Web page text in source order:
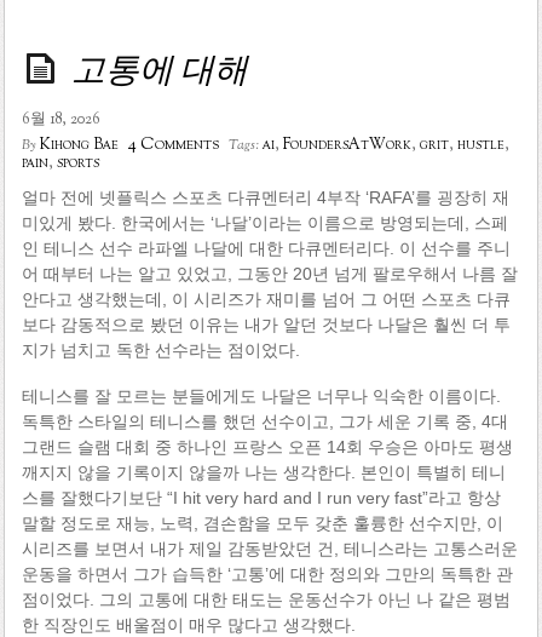
고통에 대해
6월 18, 2026
ByKihong Bae 4 Comments Tags:ai, FoundersAtWork, grit, hustle,
pain, sports
얼마 전에 넷플릭스 스포츠 다큐멘터리 4부작 ‘RAFA’를 굉장히 재
미있게 봤다. 한국에서는 ‘나달’이라는 이름으로 방영되는데, 스페
인 테니스 선수 라파엘 나달에 대한 다큐멘터리다. 이 선수를 주니
어 때부터 나는 알고 있었고, 그동안 20년 넘게 팔로우해서 나름 잘
안다고 생각했는데, 이 시리즈가 재미를 넘어 그 어떤 스포츠 다큐
보다 감동적으로 봤던 이유는 내가 알던 것보다 나달은 훨씬 더 투
지가 넘치고 독한 선수라는 점이었다.
테니스를 잘 모르는 분들에게도 나달은 너무나 익숙한 이름이다.
독특한 스타일의 테니스를 했던 선수이고, 그가 세운 기록 중, 4대
그랜드 슬램 대회 중 하나인 프랑스 오픈 14회 우승은 아마도 평생
깨지지 않을 기록이지 않을까 나는 생각한다. 본인이 특별히 테니
스를 잘했다기보단 “I hit very hard and I run very fast”라고 항상
말할 정도로 재능, 노력, 겸손함을 모두 갖춘 훌륭한 선수지만, 이
시리즈를 보면서 내가 제일 감동받았던 건, 테니스라는 고통스러운
운동을 하면서 그가 습득한 ‘고통’에 대한 정의와 그만의 독특한 관
점이었다. 그의 고통에 대한 태도는 운동선수가 아닌 나 같은 평범
한 직장인도 배울점이 매우 많다고 생각했다.